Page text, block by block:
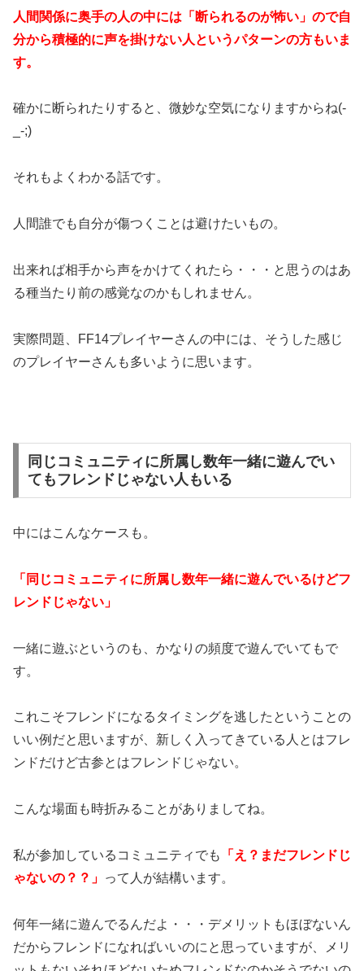
人間関係に奥手の人の中には「断られるのが怖い」ので自
分から積極的に声を掛けない人というパターンの方もいま
す。
確かに断られたりすると、微妙な空気になりますからね(-
_-;)
それもよくわかる話です。
人間誰でも自分が傷つくことは避けたいもの。
出来れば相手から声をかけてくれたら・・・と思うのはあ
る種当たり前の感覚なのかもしれません。
実際問題、FF14プレイヤーさんの中には、そうした感じ
のプレイヤーさんも多いように思います。
同じコミュニティに所属し数年一緒に遊んでい
てもフレンドじゃない人もいる
中にはこんなケースも。
「同じコミュニティに所属し数年一緒に遊んでいるけどフ
レンドじゃない」
一緒に遊ぶというのも、かなりの頻度で遊んでいてもで
す。
これこそフレンドになるタイミングを逃したということの
いい例だと思いますが、新しく入ってきている人とはフレ
ンドだけど古参とはフレンドじゃない。
こんな場面も時折みることがありましてね。
私が参加しているコミュニティでも
「え？まだフレンドじ
ゃないの？？」 って人が結構います。
何年一緒に遊んでるんだよ・・・デメリットもほぼないん
だからフレンドになればいいのにと思っていますが、メリ